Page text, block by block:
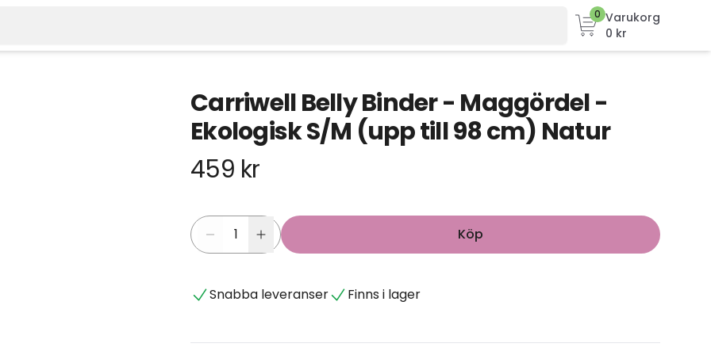
0 Varukorg
0 kr
Carriwell Belly Binder - Maggördel -
Ekologisk S/M (upp till 98 cm) Natur
459 kr
Köp
Snabba leveranser Finns i lager